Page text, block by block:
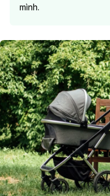
mình.